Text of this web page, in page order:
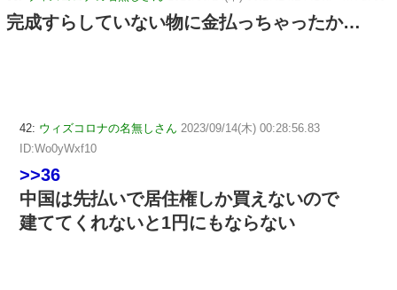
完成すらしていない物に金払っちゃったか…
42: ウィズコロナの名無しさん 2023/09/14(木) 00:28:56.83
ID:Wo0yWxf10
>>36
中国は先払いで居住権しか買えないので
建ててくれないと1円にもならない